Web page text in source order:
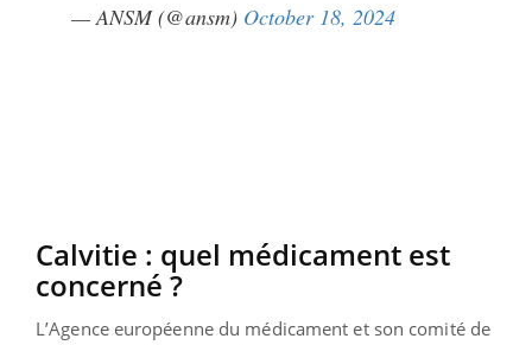
— ANSM (@ansm) October 18, 2024
Calvitie : quel médicament est
concerné ?
L’Agence européenne du médicament et son comité de